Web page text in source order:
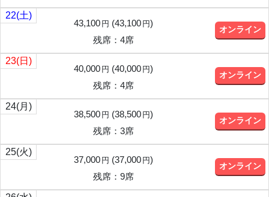
22(土)
43,100 円 (43,100 円)
残席：4席
オンライン
23(日)
40,000 円 (40,000 円)
残席：4席
オンライン
24(月)
38,500 円 (38,500 円)
残席：3席
オンライン
25(火)
37,000 円 (37,000 円)
残席：9席
オンライン